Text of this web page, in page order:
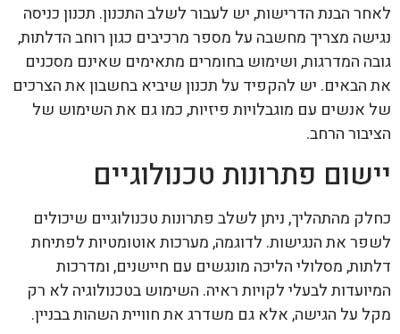
לאחר הבנת הדרישות, יש לעבור לשלב התכנון. תכנון כניסה
נגישה מצריך מחשבה על מספר מרכיבים כגון רוחב הדלתות,
גובה המדרגות, ושימוש בחומרים מתאימים שאינם מסכנים
את הבאים. יש להקפיד על תכנון שיביא בחשבון את הצרכים
של אנשים עם מוגבלויות פיזיות, כמו גם את השימוש של
הציבור הרחב.
יישום פתרונות טכנולוגיים
כחלק מהתהליך, ניתן לשלב פתרונות טכנולוגיים שיכולים
לשפר את הנגישות. לדוגמה, מערכות אוטומטיות לפתיחת
דלתות, מסלולי הליכה מונגשים עם חיישנים, ומדרכות
המיועדות לבעלי לקויות ראיה. השימוש בטכנולוגיה לא רק
מקל על הגישה, אלא גם משדרג את חוויית השהות בבניין.